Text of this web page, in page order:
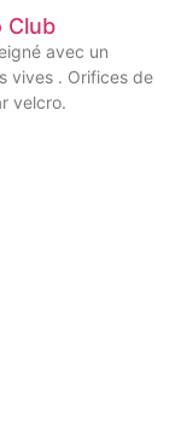
Club
avec un
vives . Orifices de
velcro.